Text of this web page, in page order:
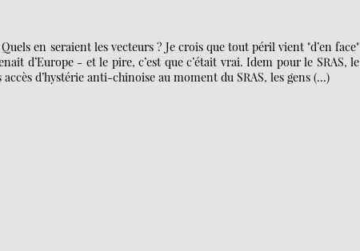
en seraient les vecteurs ? Je crois que tout péril vient "d’en face"
d’Europe - et le pire, c’est que c’était vrai. Idem pour le SRAS, le
d’hystérie anti-chinoise au moment du SRAS, les gens (…)